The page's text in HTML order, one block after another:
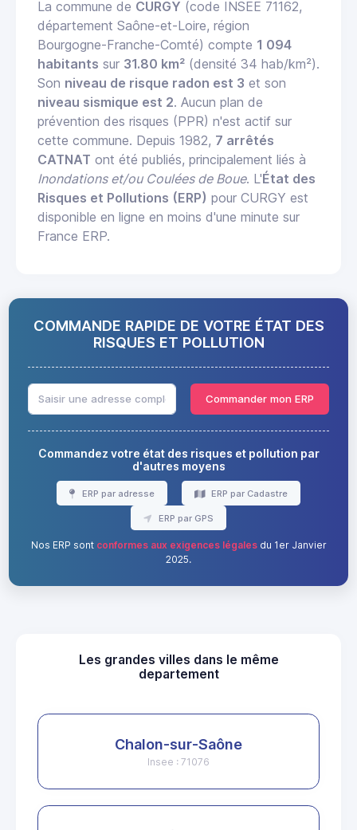
La commune de CURGY (code INSEE 71162,
département Saône-et-Loire, région
Bourgogne-Franche-Comté) compte 1 094
habitants sur 31.80 km² (densité 34 hab/km²).
Son niveau de risque radon est 3 et son
niveau sismique est 2. Aucun plan de
prévention des risques (PPR) n'est actif sur
cette commune. Depuis 1982, 7 arrêtés
CATNAT ont été publiés, principalement liés à
Inondations et/ou Coulées de Boue. L'État des
Risques et Pollutions (ERP) pour CURGY est
disponible en ligne en moins d'une minute sur
France ERP.
COMMANDE RAPIDE DE VOTRE ÉTAT DES
RISQUES ET POLLUTION
Commander mon ERP
Commandez votre état des risques et pollution par
d'autres moyens
ERP par adresse ERP par Cadastre
ERP par GPS
Nos ERP sont conformes aux exigences légalesdu 1er Janvier
2025.
Les grandes villes dans le même
departement
Chalon-sur-Saône
Insee : 71076